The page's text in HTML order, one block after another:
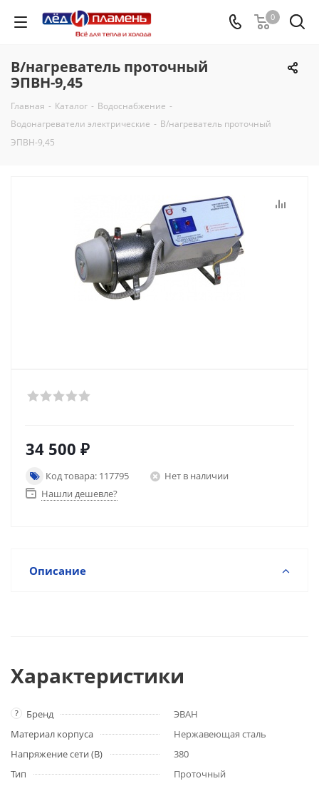
0
В/нагреватель проточный
ЭПВН-9,45
Главная - Каталог - Водоснабжение -
Водонагреватели электрические - В/нагреватель проточный
ЭПВН-9,45
34 500 ₽
Код товара: 117795
Нет в наличии
Нашли дешевле?
Описание
Характеристики
? Бренд
ЭВАН
Материал корпуса
Нержавеющая сталь
Напряжение сети (В)
380
Тип
Проточный